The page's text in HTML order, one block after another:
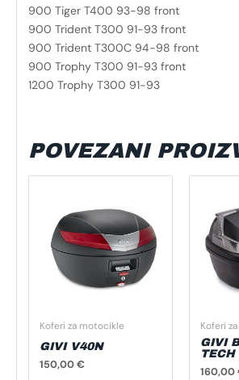
900 Tiger T400 93-98 front
900 Trident T300 91-93 front
900 Trident T300C 94-98 front
900 Trophy T300 91-93 front
1200 Trophy T300 91-93
POVEZANI
Koferi za motocikle
GIVI V40N
150,00€
Koferi
GIVI
TECH
160,00